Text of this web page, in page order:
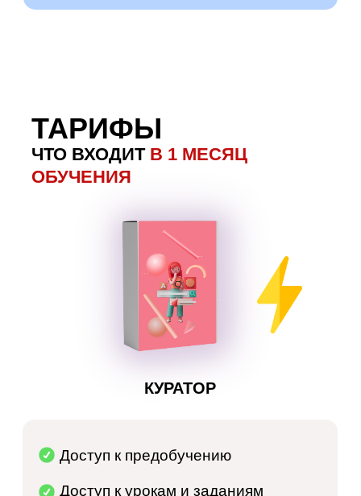
ТАРИФЫ
ЧТО ВХОДИТ В 1 МЕСЯЦ
ОБУЧЕНИЯ
Доступ к предобучению
Доступ к урокам и заданиям
КУРАТОР